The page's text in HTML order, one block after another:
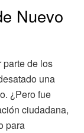
Nuevo
parte de los
una
¿Pero fue
ciudadana,
para